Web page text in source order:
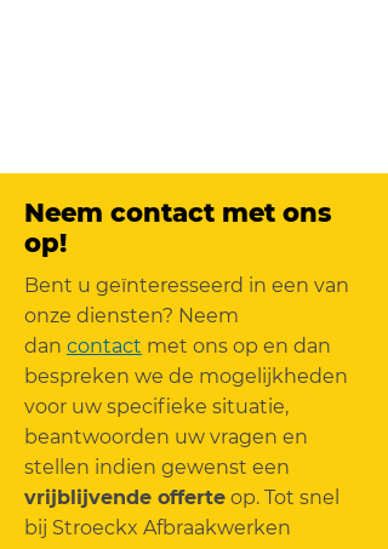
Neem contact met ons
op!
Bent u geïnteresseerd in een van
onze diensten? Neem
dan contact met ons op en dan
bespreken we de mogelijkheden
voor uw specifieke situatie,
beantwoorden uw vragen en
stellen indien gewenst een
vrijblijvende offerte op. Tot snel
bij Stroeckx Afbraakwerken